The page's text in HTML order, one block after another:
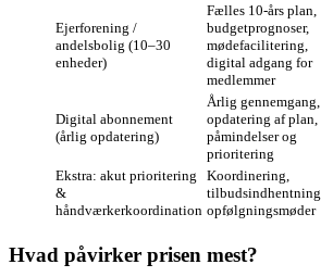
Ejerforening /
andelsbolig (10–30
enheder)
Fælles 10‑års plan,
budgetprognoser,
mødefacilitering,
digital adgang for
medlemmer
Digital abonnement
(årlig opdatering)
Årlig gennemgang,
opdatering af plan,
påmindelser og
prioritering
Ekstra: akut prioritering
&
håndværkerkoordination
Koordinering,
tilbudsindhentning,
opfølgningsmøder
Hvad påvirker prisen mest?